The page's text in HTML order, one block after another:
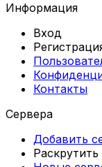
Информация
Вход
Контакты
Сервера
Добавить
Раскрутить